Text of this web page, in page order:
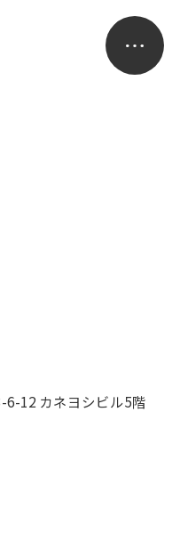
12 カネヨシビル5階